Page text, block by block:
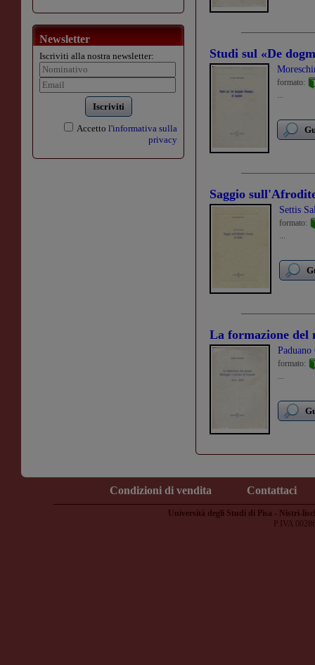
Newsletter
Iscriviti alla nostra newsletter:
Iscriviti
Accetto l'informativa sulla
privacy
Studi sul «De
formato:
...
Saggio
Settis
formato:
...
La formazione del
formato:
...
Condizioni di vendita Contattaci
Università degli Studi di Pisa - Nistri-
P.IVA